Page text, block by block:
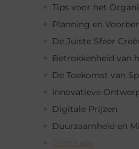
Planning en
De Juiste Sfeer
Betrokkenheid van
De Toekomst van
Innovatieve
Digitale Prijzen
Duurzaamheid en
Conclusie